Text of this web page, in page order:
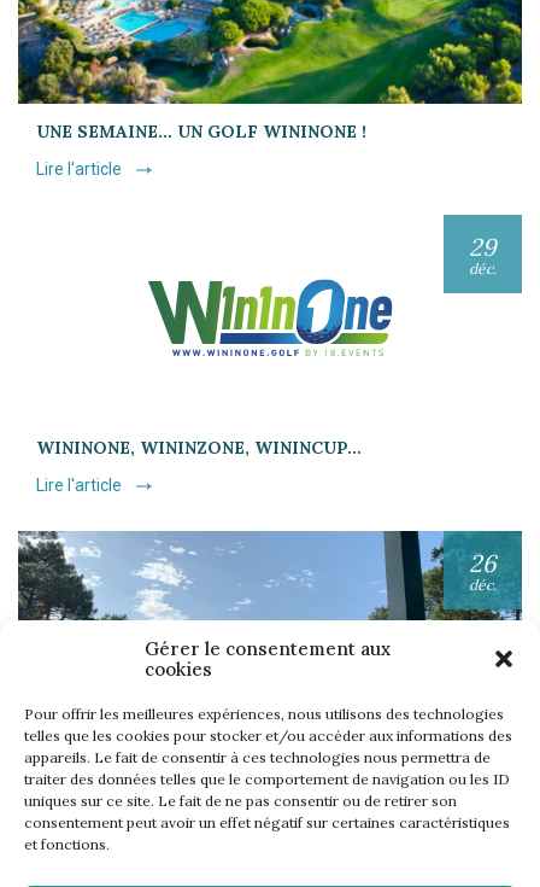
Gérer le consentement aux
cookies
Pour offrir les meilleures expériences, nous utilisons des technologies
telles que les cookies pour stocker et/ou accéder aux informations des
appareils. Le fait de consentir à ces technologies nous permettra de
traiter des données telles que le comportement de navigation ou les ID
uniques sur ce site. Le fait de ne pas consentir ou de retirer son
consentement peut avoir un effet négatif sur certaines caractéristiques
et fonctions.
UNE SEMAINE… UN GOLF WININONE !
Lire l'article
29
déc.
WININONE, WININZONE, WININCUP…
Lire l'article
26
déc.
UNE SEMAINE… TOUS LES GOLFS WININONE !
Lire l'article